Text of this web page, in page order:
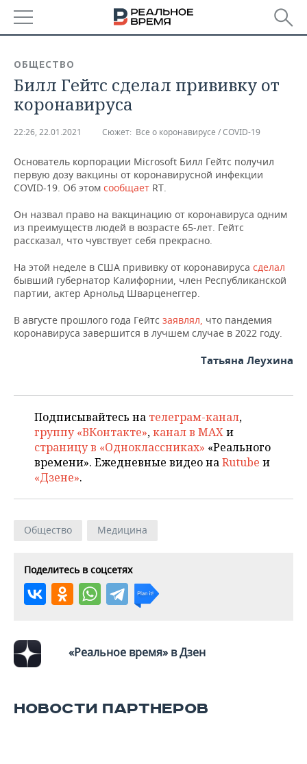
БАШКОРТОСТАН
ТАТАРСТАН
НОВОСТИ
АНАЛИТИКА
ДЕКЛАРАЦИИ О ДОХОДАХ
ВУЗЫ ТАТАРСТАНА
КОМУ ПРИНАДЛЕЖАТ
ТОРГОВЫЕ ЦЕНТРЫ
ТАТАРСТАНА
НОВОСТИ ЭКОНОМИКИ
БАНКИ
БЮДЖЕТ
ИНВЕСТИЦИИ
ПРОМЫШЛЕННОСТЬ
ПРОМЫШЛЕННОСТИ
АГРОПРОМ
МАШИНОСТРОЕНИЕ
НЕФТЬ
НОВОСТИ НЕДВИЖИМОСТИ
АВТО
НОВОСТИ АВТО
БИЗНЕС
НОВОСТИ БИЗНЕСА
РОЗНИЧНАЯ ТОРГОВЛЯ
УСЛУГИ
ТЕХНОЛОГИИ
НОВОСТИ ТЕХНОЛОГИЙ
МЕДИА
ТЕЛЕКОММУНИКАЦИИ
МЕРОПРИЯТИЯ
ВЫЕЗДНАЯ РЕДАКЦИЯ
БИЗНЕС-БРАНЧИ
ONLINE-КОНФЕРЕНЦИИ
НОВОСТИ СПОРТА
ФУТБОЛ
ХОККЕЙ
ФИГУРНОЕ КАТАНИЕ
ХОККЕЙ С МЯЧОМ
ОБЩЕСТВО
НОВОСТИ ОБЩЕСТВА
ВЛАСТЬ
МЕДИЦИНА
ПРОИСШЕСТВИЯ
ФОТОГАЛЕРЕЯ
СЮЖЕТЫ
ПОЛНАЯ ВЕРСИЯ
ОБЩЕСТВО
Билл Гейтс сделал прививку от
коронавируса
22:26, 22.01.2021 Сюжет: Все о коронавирусе / COVID-19
Основатель корпорации Microsoft Билл Гейтс получил
первую дозу вакцины от коронавирусной инфекции
COVID-19. Об этом сообщает RT.
Он назвал право на вакцинацию от коронавируса одним
из преимуществ людей в возрасте 65-лет. Гейтс
рассказал, что чувствует себя прекрасно.
На этой неделе в США прививку от коронавируса сделал
бывший губернатор Калифорнии, член Республиканской
партии, актер Арнольд Шварценеггер.
В августе прошлого года Гейтс заявлял, что пандемия
коронавируса завершится в лучшем случае в 2022 году.
Татьяна Леухина
Подписывайтесь на телеграм-канал,
группу «ВКонтакте»,канал в MAXи
страницу в «Одноклассниках» «Реального
времени». Ежедневные видео наRutube и
«Дзене».
Общество Медицина
Поделитесь в соцсетях
«Реальное время» в Дзен
НОВОСТИ ПАРТНЕРОВ